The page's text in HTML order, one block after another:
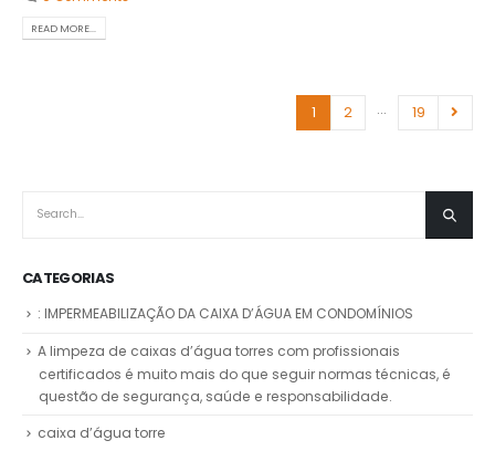
READ MORE...
1 2 … 19
CATEGORIAS
: IMPERMEABILIZAÇÃO DA CAIXA D’ÁGUA EM CONDOMÍNIOS
A limpeza de caixas d’água torres com profissionais
certificados é muito mais do que seguir normas técnicas, é
questão de segurança, saúde e responsabilidade.
caixa d’água torre